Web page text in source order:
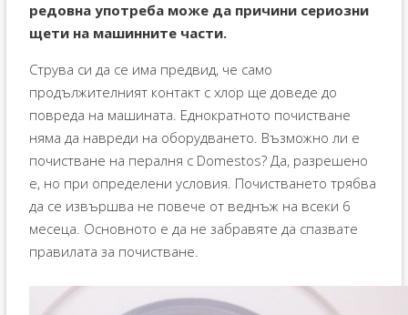
редовна употреба може да причини сериозни
щети на машинните части.
Струва си да се има предвид, че само
продължителният контакт с хлор ще доведе до
повреда на машината. Еднократното почистване
няма да навреди на оборудването. Възможно ли е
почистване на пералня с Domestos? Да, разрешено
е, но при определени условия. Почистването трябва
да се извършва не повече от веднъж на всеки 6
месеца. Основното е да не забравяте да спазвате
правилата за почистване.